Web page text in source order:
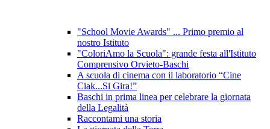
"School Movie Awards" ... Primo premio al
nostro Istituto
"ColoriAmo la Scuola": grande festa all'Istituto
Comprensivo Orvieto-Baschi
A scuola di cinema con il laboratorio “Cine
Ciak...Si Gira!”
Baschi in prima linea per celebrare la giornata
della Legalità
Raccontami una storia